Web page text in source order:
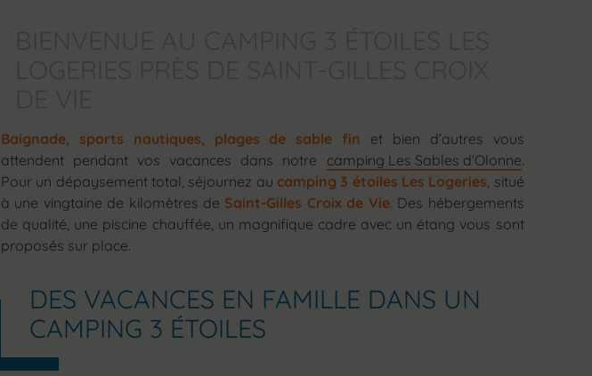
Baignade, sports nautiques, plages de sable fin et bien d’autres vous
attendent pendant vos vacances dans notre camping Les Sables d’Olonne.
Pour un dépaysement total, séjournez au camping 3 étoiles Les Logeries, situé
à une vingtaine de kilomètres de Saint-Gilles Croix de Vie. Des hébergements
de qualité, une piscine chauffée, un magnifique cadre avec un étang vous sont
proposés sur place.
DES VACANCES EN FAMILLE DANS UN
CAMPING 3 ÉTOILES